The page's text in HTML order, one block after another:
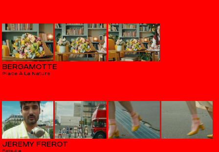
BERGAMOTTE
Place À La Nature
JÉRÉMY FRÉROT
Fais-Le